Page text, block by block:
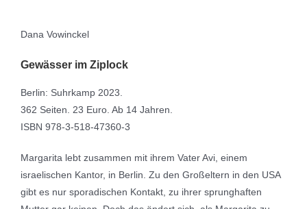
Dana Vowinckel
Gewässer im Ziplock
Berlin: Suhrkamp 2023.
362 Seiten. 23 Euro. Ab 14 Jahren.
ISBN 978-3-518-47360-3
Margarita lebt zusammen mit ihrem Vater Avi, einem
israelischen Kantor, in Berlin. Zu den Großeltern in den USA
gibt es nur sporadischen Kontakt, zu ihrer sprunghaften